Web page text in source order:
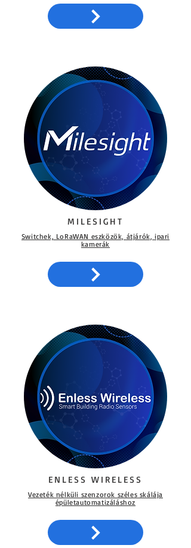
MILESIGHT
Switchek, LoRaWAN eszközök, átjárók, ipari
kamerák​​​​​​​​
ENLESS WIRELESS
Vezeték nélküli szenzorok széles skálája
épületautomatizáláshoz​​​​​​